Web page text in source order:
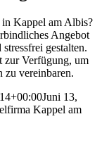
Kappel am Albis?
Angebot
gestalten.
zur Verfügung, um
zu vereinbaren.
Juni 13,
Kappel am